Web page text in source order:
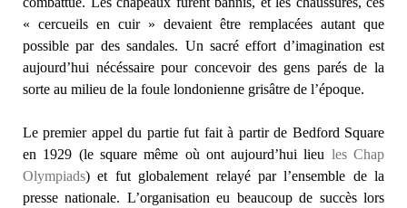
« cercueils en cuir » devaient être remplacées autant que
possible par des sandales. Un sacré effort d’imagination est
aujourd’hui nécéssaire pour concevoir des gens parés de la
sorte au milieu de la foule londonienne grisâtre de l’époque.
Le premier appel du partie fut fait à partir de Bedford Square
en 1929 (le square même où ont aujourd’hui lieu les Chap
Olympiads) et fut globalement relayé par l’ensemble de la
presse nationale. L’organisation eu beaucoup de succès lors